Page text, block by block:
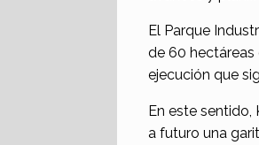
El Parque
de 60 hectáreas
ejecución que
En este
a futuro una